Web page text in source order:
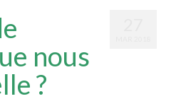
nous
?